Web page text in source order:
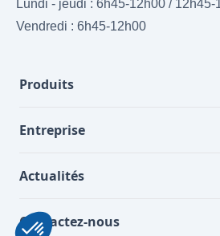
Lundi - jeudi : 6h45-12h00 / 12h45-
Vendredi : 6h45-12h00
Produits
Entreprise
Actualités
Contactez-nous